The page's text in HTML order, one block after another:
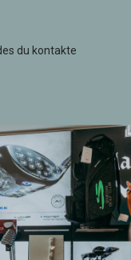
du kontakte